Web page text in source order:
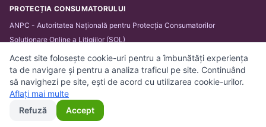
PROTECȚIA CONSUMATORULUI
ANPC - Autoritatea Națională pentru Protecția Consumatorilor
Soluționare Online a Litigiilor (SOL)
© 2026 BARTHA IT SOLUTIONS SRL. Toate drepturile
Acest site folosește cookie-uri pentru a îmbunătăți experiența
ta de navigare și pentru a analiza traficul pe site. Continuând
să navighezi pe site, ești de acord cu utilizarea cookie-urilor.
Aflați mai multe
Refuză
Accept